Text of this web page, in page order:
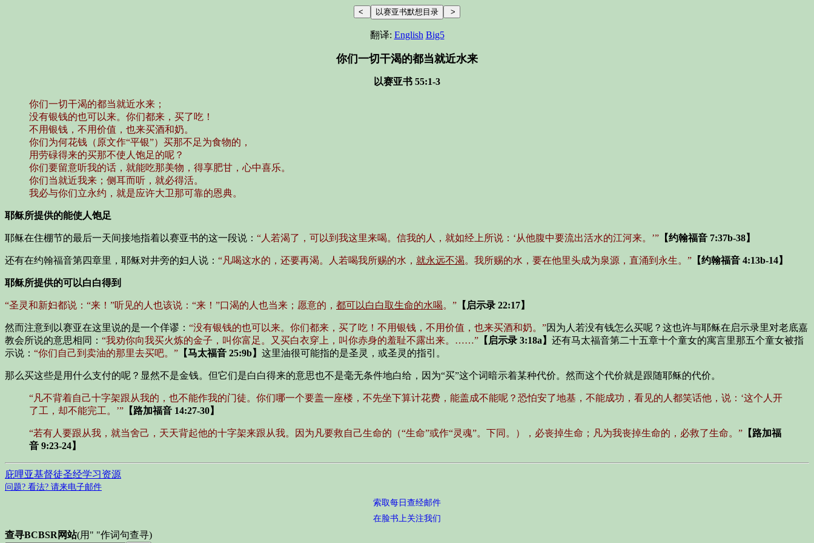
翻译: English Big5
你们一切干渴的都当就近水来
以赛亚书 55:1-3
你们一切干渴的都当就近水来；
没有银钱的也可以来。你们都来，买了吃！
不用银钱，不用价值，也来买酒和奶。
你们为何花钱（原文作“平银”）买那不足为食物的，
用劳碌得来的买那不使人饱足的呢？
你们要留意听我的话，就能吃那美物，得享肥甘，心中喜乐。
你们当就近我来；侧耳而听，就必得活。
我必与你们立永约，就是应许大卫那可靠的恩典。
耶稣所提供的能使人饱足
耶稣在住棚节的最后一天间接地指着以赛亚书的这一段说： “人若渴了，可以到我这里来喝。信我的人，就如经上所说：‘从他腹中要流出活水的江河来。’” 【约翰福音 7:37b-38】
还有在约翰福音第四章里，耶稣对井旁的妇人说： “凡喝这水的，还要再渴。人若喝我所赐的水， 就永远不渴。我所赐的水，要在他里头成为泉源，直涌到永生。” 【约翰福音 4:13b-14】
耶稣所提供的可以白白得到
“圣灵和新妇都说：“来！”听见的人也该说：“来！”口渴的人也当来；愿意的， 都可以白白取生命的水喝。” 【启示录 22:17】
然而注意到以赛亚在这里说的是一个佯谬： “没有银钱的也可以来。你们都来，买了吃！不用银钱，不用价值，也来买酒和奶。”因为人若没有钱怎么买呢？这也许与耶稣在启示录里对老底嘉
教会所说的意思相同： “我劝你向我买火炼的金子，叫你富足。又买白衣穿上，叫你赤身的羞耻不露出来。……” 【启示录 3:18a】 还有马太福音第二十五章十个童女的寓言里那五个童女被指
示说： “你们自己到卖油的那里去买吧。” 【马太福音 25:9b】 这里油很可能指的是圣灵，或圣灵的指引。
那么买这些是用什么支付的呢？显然不是金钱。但它们是白白得来的意思也不是毫无条件地白给，因为“买”这个词暗示着某种代价。然而这个代价就是跟随耶稣的代价。
“凡不背着自己十字架跟从我的，也不能作我的门徒。你们哪一个要盖一座楼，不先坐下算计花费，能盖成不能呢？恐怕安了地基，不能成功，看见的人都笑话他，说：‘这个人开
了工，却不能完工。’” 【路加福音 14:27-30】
“若有人要跟从我，就当舍己，天天背起他的十字架来跟从我。因为凡要救自己生命的（“生命”或作“灵魂”。下同。），必丧掉生命；凡为我丧掉生命的，必救了生命。” 【路加福
音 9:23-24】
庇哩亚基督徒圣经学习资源
问题? 看法? 请来电子邮件
索取每日查经邮件
在脸书上关注我们
查寻BCBSR网站(用" "作词句查寻)